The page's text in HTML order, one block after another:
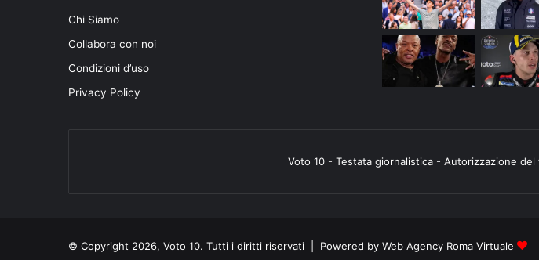
Chi Siamo
Collabora con noi
Condizioni d’uso
Privacy Policy
Voto 10 - Testata giornalistica - Autorizzazione
© Copyright 2026, Voto 10. Tutti i diritti riservati | Powered by Web Agency Roma Virtuale